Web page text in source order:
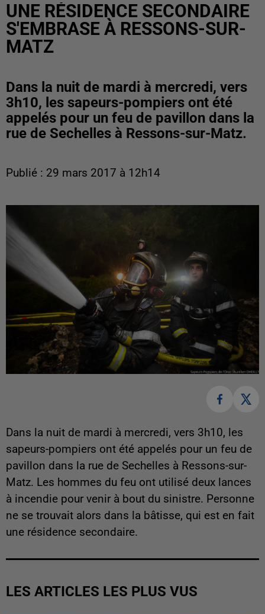
UNE RÉSIDENCE SECONDAIRE
S'EMBRASE À RESSONS-SUR-
MATZ
Dans la nuit de mardi à mercredi, vers
3h10, les sapeurs-pompiers ont été
appelés pour un feu de pavillon dans la
rue de Sechelles à Ressons-sur-Matz.
Publié : 29 mars 2017 à 12h14
Dans la nuit de mardi à mercredi, vers 3h10, les
sapeurs-pompiers ont été appelés pour un feu de
pavillon dans la rue de Sechelles à Ressons-sur-
Matz. Les hommes du feu ont utilisé deux lances
à incendie pour venir à bout du sinistre. Personne
ne se trouvait alors dans la bâtisse, qui est en fait
une résidence secondaire.
LES ARTICLES LES PLUS VUS